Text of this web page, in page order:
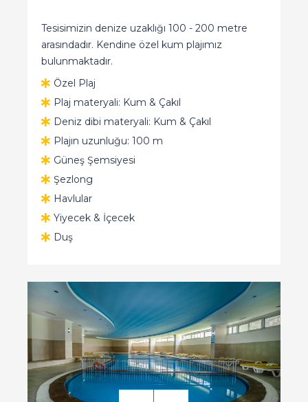
Tesisimizin denize uzaklığı 100 - 200 metre
arasındadır. Kendine özel kum plajımız
bulunmaktadır.
Özel Plaj
Plaj materyali: Kum & Çakıl
Deniz dibi materyali: Kum & Çakıl
Plajın uzunluğu: 100 m
Güneş Şemsiyesi
Şezlong
Havlular
Yiyecek & İçecek
Duş